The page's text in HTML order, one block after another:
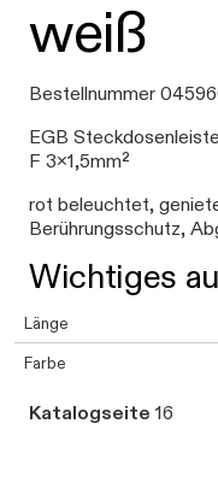
weiß
Bestellnummer
EGB
F 3x1,5mm²
rot beleuchtet,
Berührungsschutz,
Wichtiges
Länge
Farbe
Katalogseite 16